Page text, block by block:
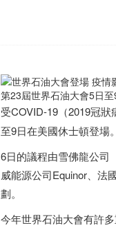
第23屆世界石油大會5日
受COVID-19（2019冠狀
至9日在美國休士頓登場。
6日的議程由雪佛龍公司
威能源公司Equinor、法
劃。
今年世界石油大會有許